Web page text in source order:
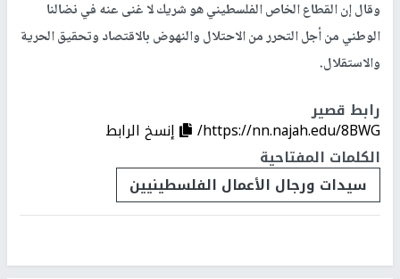
وقال إن القطاع الخاص الفلسطيني هو شريك لا غنى عنه في نضالنا
الوطني من أجل التحرر من الاحتلال والنهوض بالاقتصاد وتحقيق الحرية
والاستقلال.
رابط قصير
https://nn.najah.edu/8BWG/
إنسخ الرابط
الكلمات المفتاحية
سيدات ورجال الأعمال الفلسطينيين